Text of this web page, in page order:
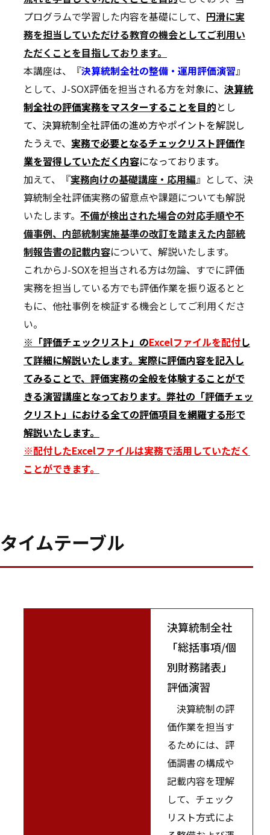
プログラムで学習した内容を基礎にして、 円滑に実
務を担当していただける教育の機会としてご利用い
ただくことを目指しております。
本講座は、『決算統制全社の整備・運用評価演習』
として、J-SOX評価を担当される方を対象に、 決算統
制全社の評価実務をマスターすることを目的とし
て、決算統制全社評価の進め方やポイントを解説し
たうえで、 実務で必要となるチェックリスト評価作
業を習得していただく内容になっております。
加えて、『実務向けの基礎講座・応用編』として、決
算統制全社評価実務の留意点や課題についても解説
いたします。 不備が検出された場合の対応手順や不
備事例、内部統制実施基準の改訂を踏まえた内部統
制報告書の記載内容について、解説いたします。
これからJ-SOXを担当される方は勿論、すでに評価
実務を担当している方でも評価作業を振り返るとと
もに、他社事例を検証する機会としてご利用くださ
い。
※「評価チェックリスト」のExcelファイルを配付し
て詳細に解説いたします。実際に評価内容を記入し
てみることで、評価実務の全般を体験することがで
きる演習講座となっております。弊社の「評価チェッ
クリスト」における全ての評価項目を網羅する形で
解説いたします。
※配付したExcelファイルは実務で活用していただく
ことができます。
タイムテーブル
決算統制全社
「総括事項/個
別財務諸表」
評価演習
決算統制の評
価作業を担当す
るためには、評
価調書の構成や
記載内容を理解
して、チェック
リスト方式によ